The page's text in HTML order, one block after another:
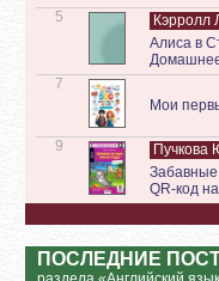
5
Кэрролл
Алиса в
7
Мои
9
Пучкова
Забавные
QR-код
ПОСЛЕДНИЕ